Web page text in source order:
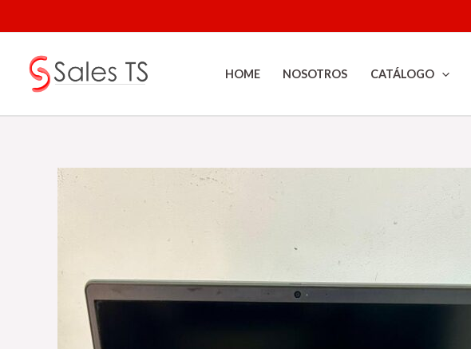
al
contenido
HOME NOSOTROS CATÁLOGO